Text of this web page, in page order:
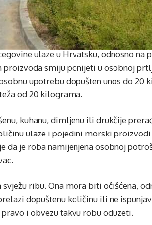
ulaze u Hrvatsku, odnosno na
smiju ponijeti u osobnoj
upotrebu dopušten unos do
od 20 kilograma.
kuhanu, dimljenu ili drukčije
ulaze i pojedini morski
da je roba namijenjena osobnoj
ribu. Ona mora biti očišćena,
dopuštenu količinu ili ne
i obvezu takvu robu oduzeti.